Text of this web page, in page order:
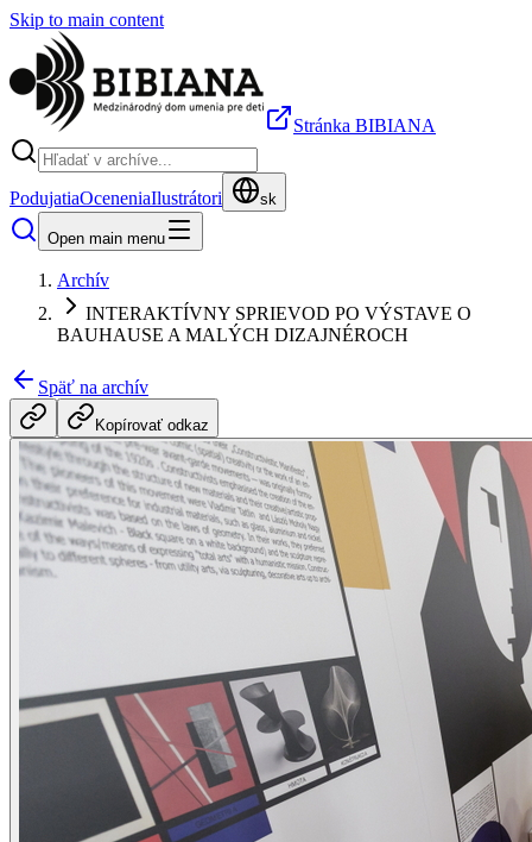
Skip to main content
Stránka BIBIANA
PodujatiaOceneniaIlustrátori sk
Open main menu
Archív
INTERAKTÍVNY SPRIEVOD PO VÝSTAVE O
BAUHAUSE A MALÝCH DIZAJNÉROCH
Späť na archív
Kopírovať odkaz